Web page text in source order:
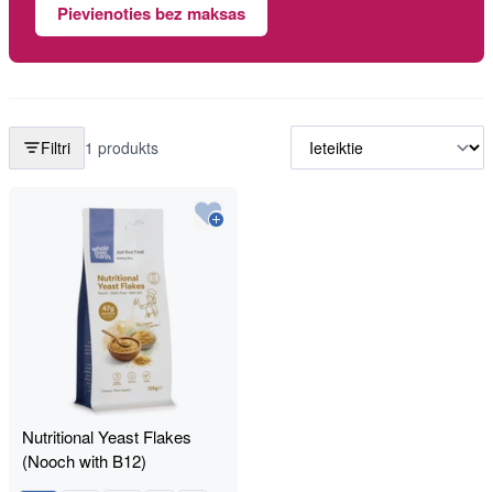
Pievienoties bez maksas
Filtri 1 produkts
Nutritional Yeast Flakes
(Nooch with B12)